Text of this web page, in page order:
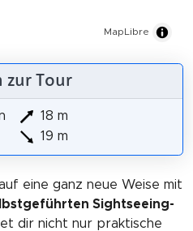
MapLibre
zur Tour
18 m
19 m
eine ganz neue Weise mit
Sightseeing-
dir nicht nur praktische